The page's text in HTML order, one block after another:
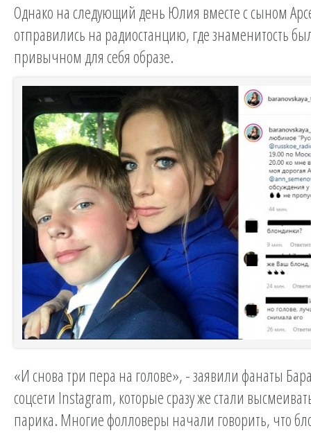
Однако на следующий день Юлия вместе с сыном
отправились на радиостанцию, где знаменитость
привычном для себя образе.
«И снова три пера на голове», - заявили фанаты
соцсети Instagram, которые сразу же стали
парика. Многие фолловеры начали говорить, что